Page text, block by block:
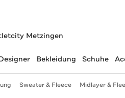
Metzingen
Bekleidung Schuhe
Sweater & Fleece Midlayer &